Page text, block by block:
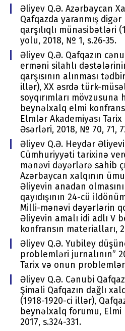
Əliyev Q.Ə. Azərbaycan
Qafqazda yaranmış
qarşılıqlı münasibətləri
yolu, 2018, № 1, s.26-35.
Əliyev Q.Ə. Qafqazın
erməni silahlı
qarşısının alınması
illər), XX əsrdə türk-
soyqırımları mövzusuna
beynəlxalq elmi
Elmlər Akademiyası
Əsərləri, 2018, № 70, 71,
Əliyev Q.Ə. Heydər
Cümhuriyyəti tarixinə
mənəvi dəyərlərə sahib
Azərbaycan xalqının
Əliyevin anadan
qayıdışının 24-cü
Milli-mənəvi dəyərlərin
Əliyevin amalı idi adlı V
konfransın materialları,
Əliyev Q.Ə. Yubiley
prоblеmləri jurnalının”
Tariх və оnun
Əliyev Q.Ə. Cənubi
Şimali Qafqazın dağlı
(1918-1920-ci illər),
beynəlxalq forumu, Elmi
2017, s.324-331.